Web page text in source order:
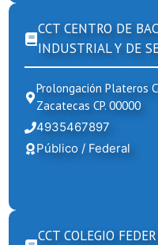
CCT CENTRO DE
INDUSTRIAL Y DE
Prolongación Plateros
Zacatecas CP. 00000
4935467897
Público / Federal
CCT COLEGIO